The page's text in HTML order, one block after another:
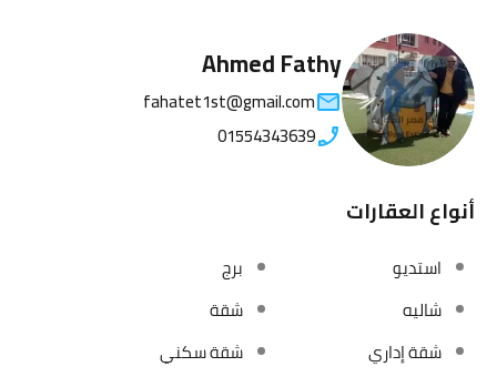
Ahmed Fathy
fahatet1st@gmail.com
01554343639
أنواع العقارات
استديو
برج
شاليه
شقة
شقة إداري
شقة سكني